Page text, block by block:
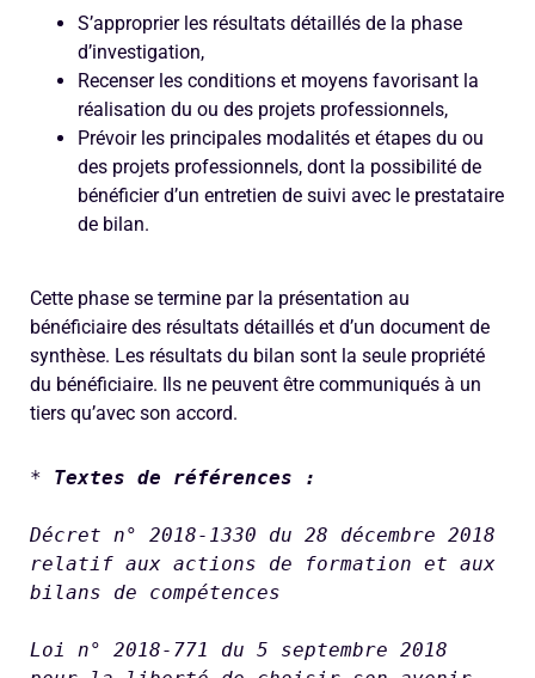
S’approprier les résultats détaillés de la phase
d’investigation,
Recenser les conditions et moyens favorisant la
réalisation du ou des projets professionnels,
Prévoir les principales modalités et étapes du ou
des projets professionnels, dont la possibilité de
bénéficier d’un entretien de suivi avec le prestataire
de bilan.
Cette phase se termine par la présentation au
bénéficiaire des résultats détaillés et d’un document de
synthèse. Les résultats du bilan sont la seule propriété
du bénéficiaire. Ils ne peuvent être communiqués à un
tiers qu’avec son accord.
* Textes de références :
Décret n° 2018-1330 du 28 décembre 2018
relatif aux actions de formation et aux
bilans de compétences
Loi n° 2018-771 du 5 septembre 2018